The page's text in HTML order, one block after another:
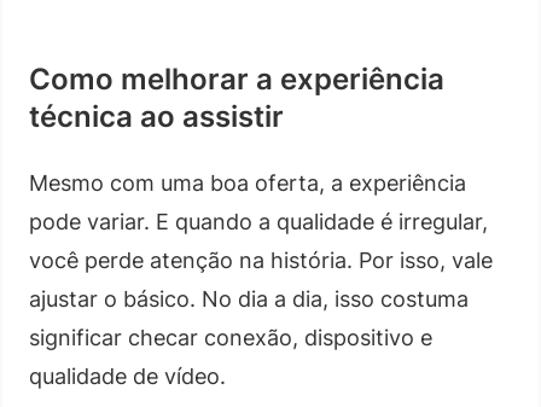
Como melhorar a experiência
técnica ao assistir
Mesmo com uma boa oferta, a experiência
pode variar. E quando a qualidade é irregular,
você perde atenção na história. Por isso, vale
ajustar o básico. No dia a dia, isso costuma
significar checar conexão, dispositivo e
qualidade de vídeo.